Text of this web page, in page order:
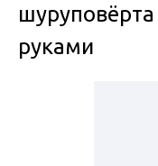
руками